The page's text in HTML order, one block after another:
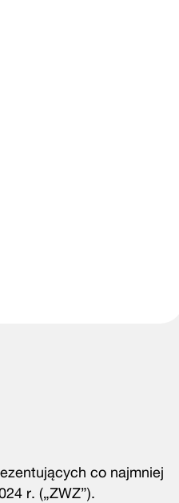
co najmniej
r. („ZWZ”).